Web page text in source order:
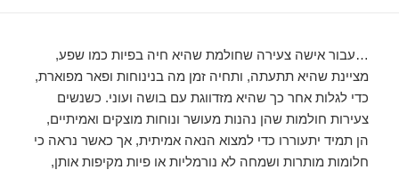
…עבור אישה צעירה שחולמת שהיא חיה בפיות כמו שפע,
מציינת שהיא תתעתה, ותחיה זמן מה בנינוחות ופאר מפוארת,
כדי לגלות אחר כך שהיא מזדווגת עם בושה ועוני. כשנשים
צעירות חולמות שהן נהנות מעושר ונוחות מוצקים ואמיתיים,
הן תמיד יתעוררו כדי למצוא הנאה אמיתית, אך כאשר נראה כי
חלומות מותרות ושמחה לא נורמליות או פיות מקיפות אותן,